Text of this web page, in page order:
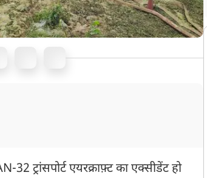
ट्रांसपोर्ट एयरक्राफ़्ट का एक्सीडेंट हो